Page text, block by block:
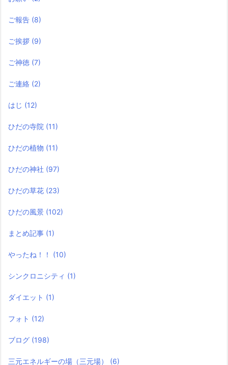
ご報告 (8)
ご挨拶 (9)
ご神徳 (7)
ご連絡 (2)
はじ (12)
ひだの寺院 (11)
ひだの植物 (11)
ひだの神社 (97)
ひだの草花 (23)
ひだの風景 (102)
まとめ記事 (1)
やったね！！ (10)
シンクロニシティ (1)
ダイエット (1)
フォト (12)
ブログ (198)
三元エネルギーの場（三元場） (6)